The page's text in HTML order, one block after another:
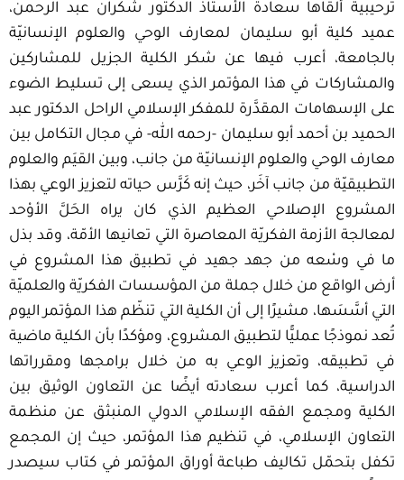
ترحيبية ألقاها سعادة الأستاذ الدكتور شكران عبد الرحمن،
عميد كلية أبو سليمان لمعارف الوحي والعلوم الإنسانيّة
بالجامعة، أعرب فيها عن شكر الكلية الجزيل للمشاركين
والمشاركات في هذا المؤتمر الذي يسعى إلى تسليط الضوء
على الإسهامات المقدَّرة للمفكر الإسلامي الراحل الدكتور عبد
الحميد بن أحمد أبو سليمان -رحمه الله- في مجال التكامل بين
معارف الوحي والعلوم الإنسانيّة من جانب، وبين القيَم والعلوم
التطبيقيّة من جانب آخَر، حيث إنه كَرَّس حياته لتعزيز الوعي بهذا
المشروع الإصلاحي العظيم الذي كان يراه الحَلَّ الأوْحد
لمعالجة الأزمة الفكريّة المعاصرة التي تعانيها الأمّة، وقد بذل
ما في وسْعه من جهد جهيد في تطبيق هذا المشروع في
أرض الواقع من خلال جملة من المؤسسات الفكريّة والعلميّة
التي أسَّسَها، مشيرًا إلى أن الكلية التي تنظّم هذا المؤتمر اليوم
تُعد نموذجًا عمليًّا لتطبيق المشروع، ومؤكدًا بأن الكلية ماضية
في تطبيقه، وتعزيز الوعي به من خلال برامجها ومقرراتها
الدراسية، كما أعرب سعادته أيضًا عن التعاون الوثيق بين
الكلية ومجمع الفقه الإسلامي الدولي المنبثق عن منظمة
التعاون الإسلامي، في تنظيم هذا المؤتمر، حيث إن المجمع
تكفل بتحمّل تكاليف طباعة أوراق المؤتمر في كتاب سيصدر